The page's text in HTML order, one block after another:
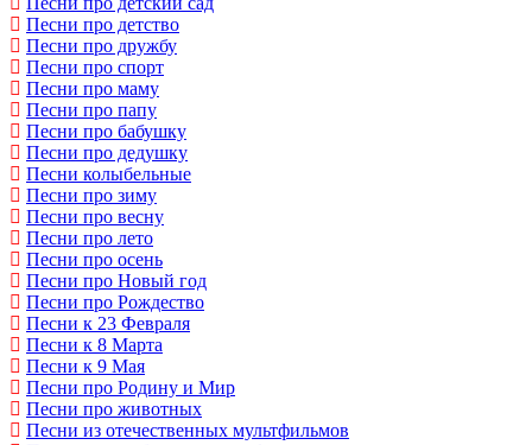
Песни про детство
Песни про дружбу
Песни про спорт
Песни про маму
Песни про папу
Песни про бабушку
Песни про дедушку
Песни колыбельные
Песни про зиму
Песни про весну
Песни про лето
Песни про осень
Песни про Новый год
Песни про Рождество
Песни к 23 Февраля
Песни к 8 Марта
Песни к 9 Мая
Песни про Родину и Мир
Песни про животных
Песни из отечественных мультфильмов